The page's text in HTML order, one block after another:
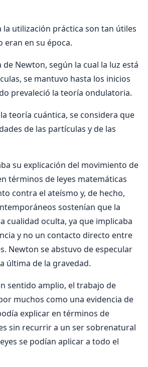
la utilización práctica son tan útiles
eran en su época.
de Newton, según la cual la luz está
se mantuvo hasta los inicios
prevaleció la teoría ondulatoria.
teoría cuántica, se considera que
de las partículas y de las
su explicación del movimiento de
términos de leyes matemáticas
contra el ateísmo y, de hecho,
sostenían que la
cualidad oculta, ya que implicaba
y no un contacto directo entre
Newton se abstuvo de especular
última de la gravedad.
sentido amplio, el trabajo de
muchos como una evidencia de
explicar en términos de
sin recurrir a un ser sobrenatural
se podían aplicar a todo el